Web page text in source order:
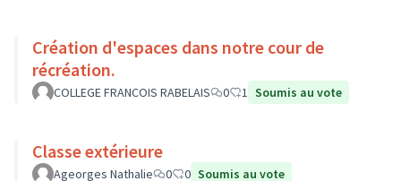
Création d'espaces dans notre cour de
récréation.
COLLEGE FRANCOIS RABELAIS 0 1 Soumis au vote
Classe extérieure
Ageorges Nathalie 0 0 Soumis au vote